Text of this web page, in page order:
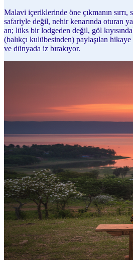
Malavi içeriklerinde öne çıkmanın sırrı,
safariyle değil, nehir kenarında oturan
an; lüks bir lodgeden değil, göl
(balıkçı kulübesinden) paylaşılan
ve dünyada iz bırakıyor.